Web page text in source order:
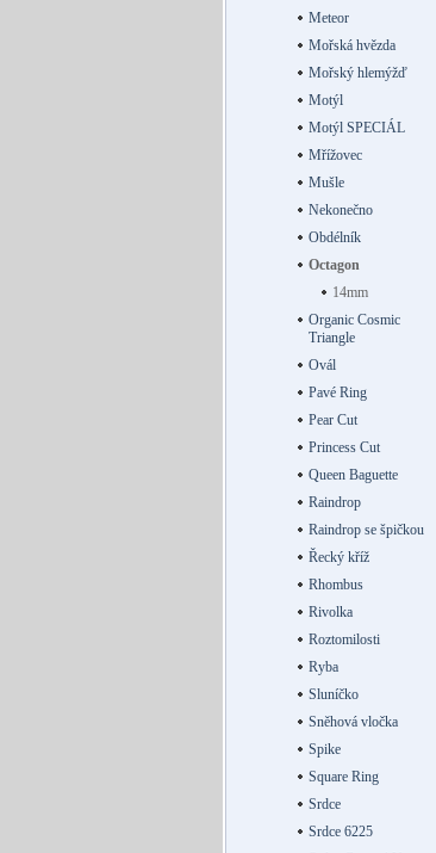
Meteor
Mořská hvězda
Mořský hlemýžď
Motýl
Motýl SPECIÁL
Mřížovec
Mušle
Nekonečno
Obdélník
Octagon
14mm
Organic Cosmic
Triangle
Ovál
Pavé Ring
Pear Cut
Princess Cut
Queen Baguette
Raindrop
Raindrop se špičkou
Řecký kříž
Rhombus
Rivolka
Roztomilosti
Ryba
Sluníčko
Sněhová vločka
Spike
Square Ring
Srdce
Srdce 6225